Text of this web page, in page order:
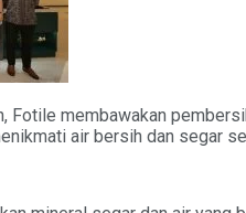
membawakan
air bersih dan segar